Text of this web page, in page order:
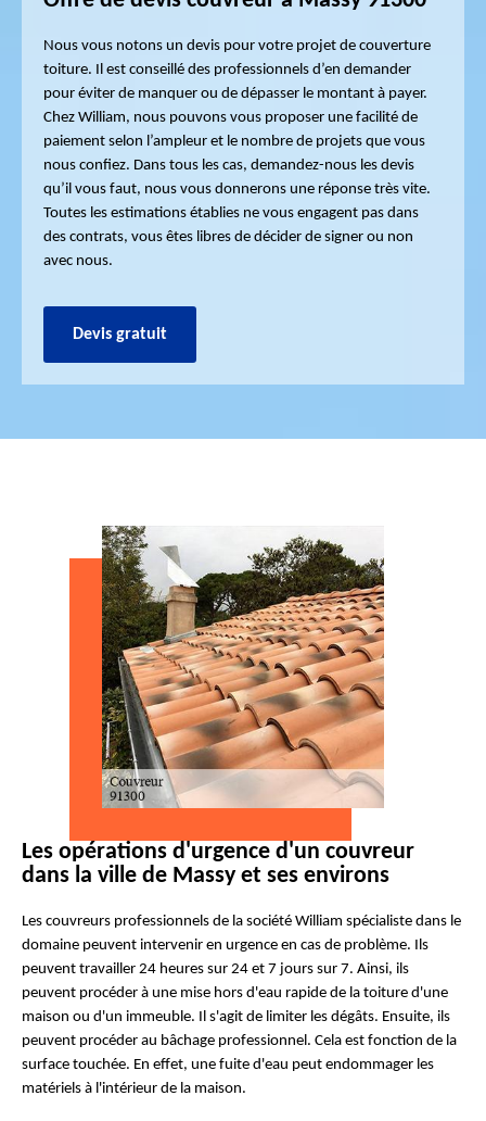
Nous vous notons un devis pour votre projet de couverture
toiture. Il est conseillé des professionnels d’en demander
pour éviter de manquer ou de dépasser le montant à payer.
Chez William, nous pouvons vous proposer une facilité de
paiement selon l’ampleur et le nombre de projets que vous
nous confiez. Dans tous les cas, demandez-nous les devis
qu’il vous faut, nous vous donnerons une réponse très vite.
Toutes les estimations établies ne vous engagent pas dans
des contrats, vous êtes libres de décider de signer ou non
avec nous.
Devis gratuit
Les opérations d'urgence d'un couvreur
dans la ville de Massy et ses environs
Les couvreurs professionnels de la société William spécialiste dans le
domaine peuvent intervenir en urgence en cas de problème. Ils
peuvent travailler 24 heures sur 24 et 7 jours sur 7. Ainsi, ils
peuvent procéder à une mise hors d'eau rapide de la toiture d'une
maison ou d'un immeuble. Il s'agit de limiter les dégâts. Ensuite, ils
peuvent procéder au bâchage professionnel. Cela est fonction de la
surface touchée. En effet, une fuite d'eau peut endommager les
matériels à l'intérieur de la maison.